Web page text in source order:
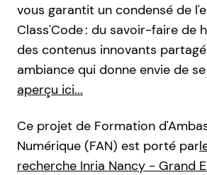
vous garantit un condensé de
Class'Code : du savoir-faire de
des contenus innovants
ambiance qui donne envie de
aperçu ici...
Ce projet de Formation
Numérique (FAN) est porté par
recherche Inria Nancy - Grand